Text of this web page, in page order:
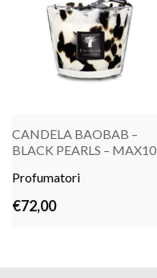
LEGGI TUTTO
CANDELA BAOBAB –
BLACK PEARLS – MAX10
Profumatori
€72,00